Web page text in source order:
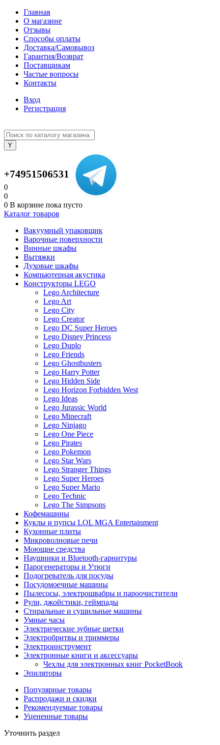
Главная
О магазине
Отзывы
Способы оплаты
Доставка/Самовывоз
Гарантия/Возврат
Поставщикам
Частые вопросы
Контакты
Вход
Регистрация
+74951506531
0
0
0 В корзине пока пусто
Каталог товаров
Вакуумный упаковщик
Варочные поверхности
Винные шкафы
Вытяжки
Духовые шкафы
Компьютерная акустика
Конструкторы LEGO
Lego Architecture
Lego Art
Lego City
Lego Creator
Lego DC Super Heroes
Lego Disney Princess
Lego Duplo
Lego Friends
Lego Ghostbusters
Lego Harry Potter
Lego Hidden Side
Lego Horizon Forbidden West
Lego Ideas
Lego Jurassic World
Lego Minecraft
Lego Ninjago
Lego One Piece
Lego Pirates
Lego Pokemon
Lego Star Wars
Lego Stranger Things
Lego Super Heroes
Lego Super Mario
Lego Technic
Lego The Simpsons
Кофемашины
Куклы и пупсы LOL MGA Entertainment
Кухонные плиты
Микроволновые печи
Моющие средства
Наушники и Bluetooth-гарнитуры
Парогенераторы и Утюги
Подогреватель для посуды
Посудомоечные машины
Пылесосы, электрошвабры и пароочистители
Рули, джойстики, геймпады
Стиральные и сушильные машины
Умные часы
Электрические зубные щетки
Электробритвы и триммеры
Электроинструмент
Электронные книги и аксессуары
Чехлы для электронных книг PocketBook
Эпиляторы
Популярные товары
Распродажи и скидки
Рекомендуемые товары
Уцененные товары
Уточнить раздел